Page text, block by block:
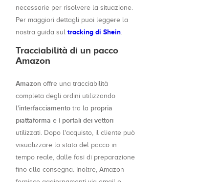
necessarie per risolvere la situazione.
Per maggiori dettagli puoi leggere la
nostra guida sul tracking di Shein.
Tracciabilità di un pacco
Amazon
Amazon offre una tracciabilità
completa degli ordini utilizzando
l'interfacciamento tra la propria
piattaforma e i portali dei vettori
utilizzati. Dopo l'acquisto, il cliente può
visualizzare lo stato del pacco in
tempo reale, dalle fasi di preparazione
fino alla consegna. Inoltre, Amazon